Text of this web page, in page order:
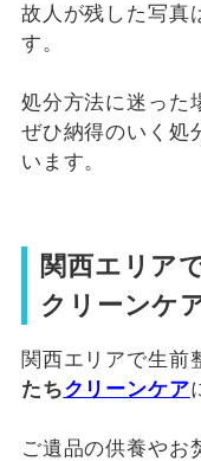
故人が残した写真
す。
処分方法に迷った
ぜひ納得のいく処
います。
関西エリア
クリーンケ
関西エリアで生前
たちクリーンケア
ご遺品の供養やお